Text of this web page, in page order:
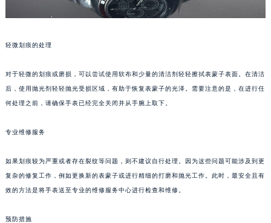
轻微划痕的处理
对于轻微的划痕或磨损，可以尝试使用软布和少量的清洁剂轻轻擦拭表蒙子表面。在清洁
后，使用抛光剂轻轻抛光受损区域，有助于恢复表蒙子的光泽。需要注意的是，在进行任
何处理之前，请确保手表已经完全关闭并从手腕上取下。
专业维修服务
如果划痕较为严重或者存在裂纹等问题，则不建议自行处理。因为这些问题可能涉及到更
复杂的修复工作，例如更换新的表蒙子或进行精细的打磨和抛光工作。此时，最安全且有
效的方法是将手表送至专业的维修服务中心进行检查和维修。
预防措施